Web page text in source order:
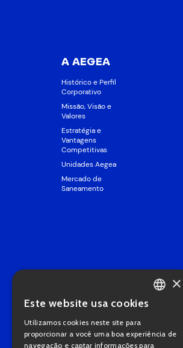
A AEGEA
Histórico e Perfil
Corporativo
Missão, Visão e
Valores
Estratégia e
Vantagens
Competitivas
Unidades Aegea
Mercado de
Saneamento
PORTUGUESE
×
Este website usa cookies
Utilizamos cookies neste site para
proporcionar a você uma boa experiência de
navegação e captar informações para